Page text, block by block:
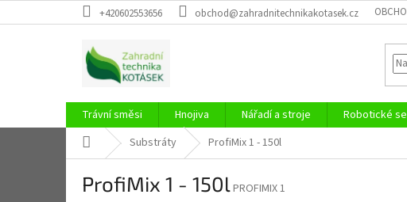
na
+420602553656 obchod@zahradnitechnikakotasek.cz
Trávní směsi Hnojiva Nářadí a stroje Robotické
Domů Substráty ProfiMix 1 - 150l
ProfiMix 1 - 150lPROFIMIX 1